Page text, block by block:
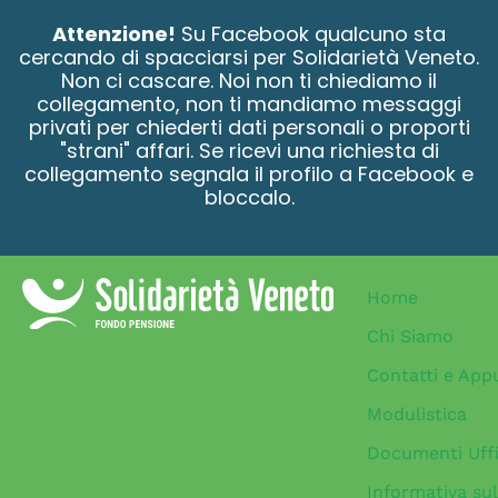
Attenzione! Su Facebook qualcuno sta
cercando di spacciarsi per Solidarietà Veneto.
Non ci cascare. Noi non ti chiediamo il
collegamento, non ti mandiamo messaggi
privati per chiederti dati personali o proporti
"strani" affari. Se ricevi una richiesta di
collegamento segnala il profilo a Facebook e
bloccalo.
Home
Chi Siamo
Contatti e
Modulistica
Documenti
Informativa